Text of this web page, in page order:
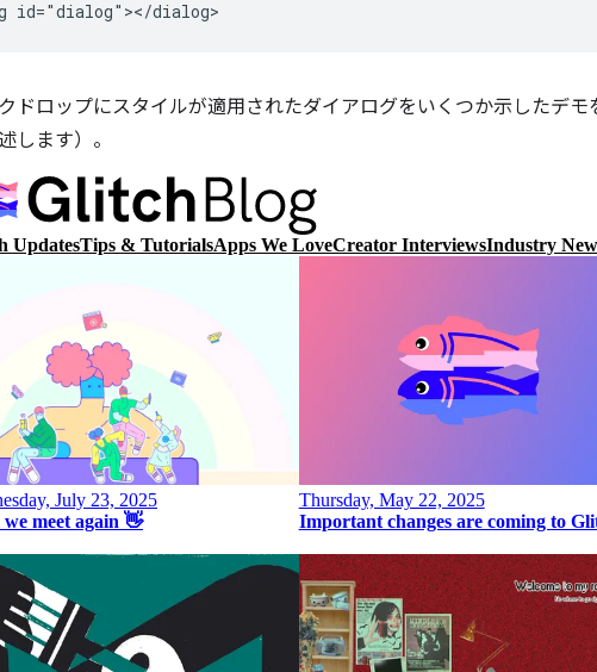
ドロップにスタイルが適用されたダイアログをいくつか示したデ
します）。